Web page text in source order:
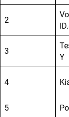
2
3
Y
4
5